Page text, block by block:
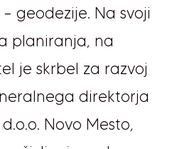
geodezije. Na svoji
planiranja, na
je skrbel za razvoj
direktorja
Novo Mesto,